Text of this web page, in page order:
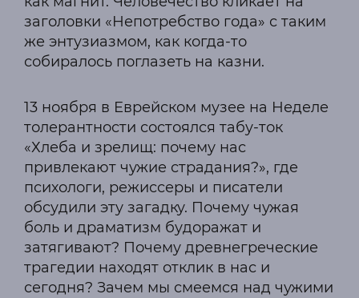
заголовки «Непотребство года» с таким
же энтузиазмом, как когда-то
собиралось поглазеть на казни.
13 ноября в Еврейском музее на Неделе
толерантности состоялся табу-ток
«Хлеба и зрелищ: почему нас
привлекают чужие страдания?», где
психологи, режиссеры и писатели
обсудили эту загадку. Почему чужая
боль и драматизм будоражат и
затягивают? Почему древнегреческие
трагедии находят отклик в нас и
сегодня? Зачем мы смеемся над чужими